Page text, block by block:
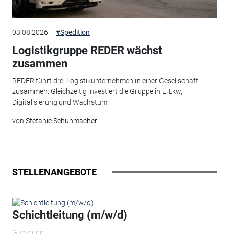
03.08.2026 #Spedition
Logistikgruppe REDER wächst
zusammen
REDER führt drei Logistikunternehmen in einer Gesellschaft
zusammen. Gleichzeitig investiert die Gruppe in E‑Lkw,
Digitalisierung und Wachstum.
von Stefanie Schuhmacher
STELLENANGEBOTE
Schichtleitung (m/w/d)